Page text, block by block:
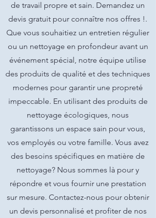
de travail propre et sain. Demandez un
devis gratuit pour connaître nos offres !.
Que vous souhaitiez un entretien régulier
ou un nettoyage en profondeur avant un
événement spécial, notre équipe utilise
des produits de qualité et des techniques
modernes pour garantir une propreté
impeccable. En utilisant des produits de
nettoyage écologiques, nous
garantissons un espace sain pour vous,
vos employés ou votre famille. Vous avez
des besoins spécifiques en matière de
nettoyage? Nous sommes là pour y
répondre et vous fournir une prestation
sur mesure. Contactez-nous pour obtenir
un devis personnalisé et profiter de nos